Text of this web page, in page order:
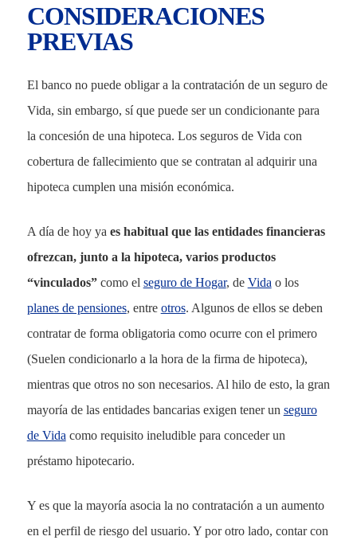
CONSIDERACIONES
PREVIAS
El banco no puede obligar a la contratación de un seguro de
Vida, sin embargo, sí que puede ser un condicionante para
la concesión de una hipoteca. Los seguros de Vida con
cobertura de fallecimiento que se contratan al adquirir una
hipoteca cumplen una misión económica.
A día de hoy ya es habitual que las entidades financieras
ofrezcan, junto a la hipoteca, varios productos
“vinculados”como el seguro de Hogar, de Vida o los
planes de pensiones, entre otros. Algunos de ellos se deben
contratar de forma obligatoria como ocurre con el primero
(Suelen condicionarlo a la hora de la firma de hipoteca),
mientras que otros no son necesarios. Al hilo de esto, la gran
mayoría de las entidades bancarias exigen tener un seguro
de Vida como requisito ineludible para conceder un
préstamo hipotecario.
Y es que la mayoría asocia la no contratación a un aumento
en el perfil de riesgo del usuario. Y por otro lado, contar con